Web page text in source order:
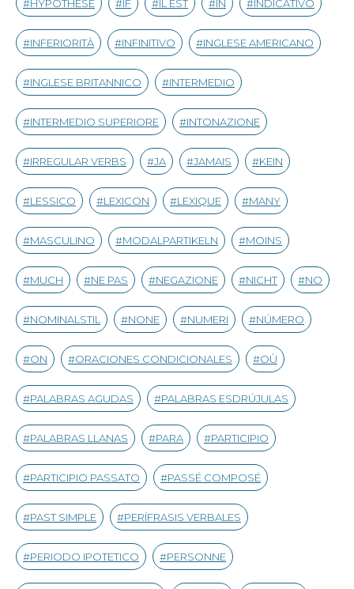
HYPOTHÈSE IF IL EST IN INDICATIVO
INFERIORITÀ INFINITIVO INGLESE AMERICANO
INGLESE BRITANNICO INTERMEDIO
INTERMEDIO SUPERIORE INTONAZIONE
IRREGULAR VERBS JA JAMAIS KEIN
LESSICO LEXICON LEXIQUE MANY
MASCULINO MODALPARTIKELN MOINS
MUCH NE PAS NEGAZIONE NICHT NO
NOMINALSTIL NONE NUMERI NÚMERO
ON ORACIONES CONDICIONALES OÙ
PALABRAS AGUDAS PALABRAS ESDRÚJULAS
PALABRAS LLANAS PARA PARTICIPIO
PARTICIPIO PASSATO PASSÉ COMPOSÉ
PAST SIMPLE PERÍFRASIS VERBALES
PERIODO IPOTETICO PERSONNE